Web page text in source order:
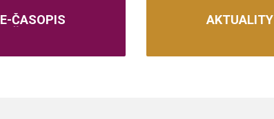
E-ČASOPIS AKTUALITY